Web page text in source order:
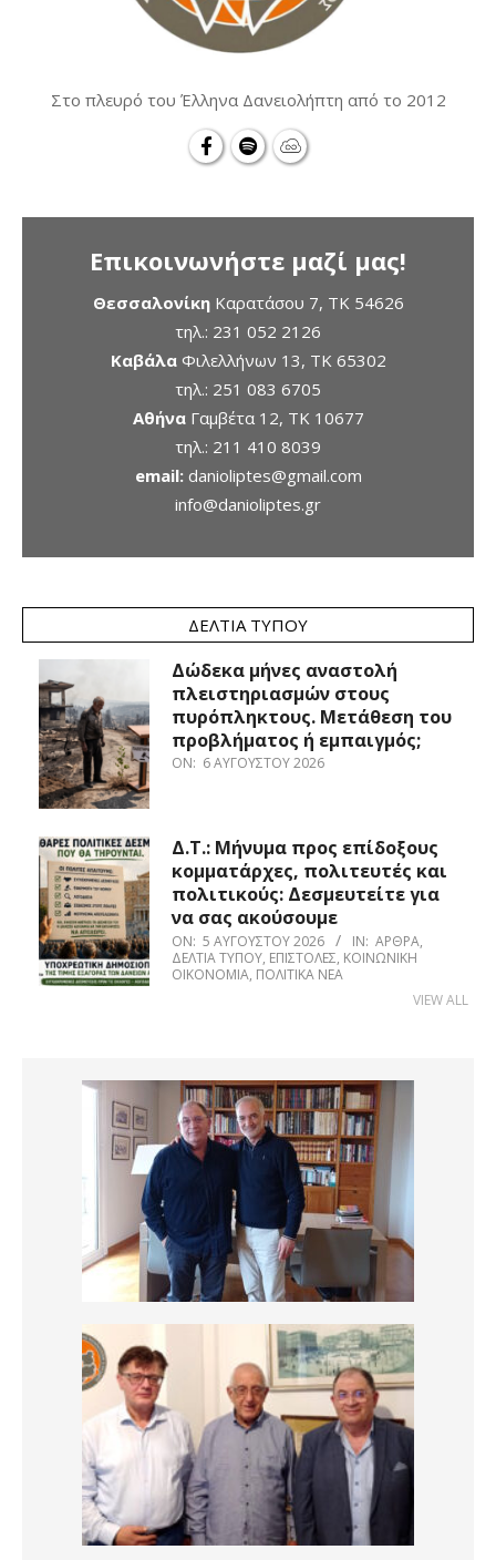
Στο πλευρό του Έλληνα Δανειολήπτη από το 2012
Επικοινωνήστε μαζί μας!
ΘεσσαλονίκηΚαρατάσου 7, TK 54626
τηλ.: 231 052 2126
ΚαβάλαΦιλελλήνων 13, ΤΚ 65302
τηλ.: 251 083 6705
ΑθήναΓαμβέτα 12, ΤΚ 10677
τηλ.: 211 410 8039
email: danioliptes@gmail.com
info@danioliptes.gr
ΔΕΛΤΊΑ ΤΎΠΟΥ
Δώδεκα μήνες αναστολή
πλειστηριασμών στους
πυρόπληκτους. Μετάθεση του
προβλήματος ή εμπαιγμός;
ON: 6 ΑΥΓΟΎΣΤΟΥ 2026
Δ.Τ.: Μήνυμα προς επίδοξους
κομματάρχες, πολιτευτές και
πολιτικούς: Δεσμευτείτε για
να σας ακούσουμε
ON: 5 ΑΥΓΟΎΣΤΟΥ 2026 IN: ΆΡΘΡΑ,
ΔΕΛΤΊΑ ΤΎΠΟΥ, ΕΠΙΣΤΟΛΈΣ, ΚΟΙΝΩΝΙΚΉ
ΟΙΚΟΝΟΜΊΑ, ΠΟΛΙΤΙΚΆ ΝΈΑ
VIEW ALL